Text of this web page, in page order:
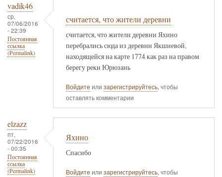
vadik46
ср,
07/06/2016
- 22:39
Постоянная
ссылка
(Permalink)
считается, что жители деревни
считается, что жители деревни Яхино
перебрались сюда из деревни Якшиевой,
находящейся на карте 1774 как раз на правом
берегу реки Юрюзань
Войдите или зарегистрируйтесь, чтобы
оставлять комментарии
elzazz
пт,
07/22/2016
- 00:35
Постоянная
ссылка
(Permalink)
Яхино
Спасибо
Войдите или зарегистрируйтесь, чтобы